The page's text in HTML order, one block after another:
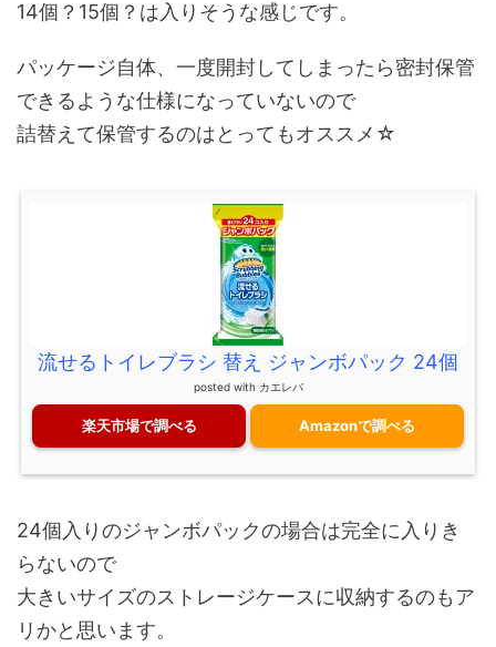
14個？15個？は入りそうな感じです。
パッケージ自体、一度開封してしまったら密封保管
できるような仕様になっていないので
詰替えて保管するのはとってもオススメ☆
流せるトイレブラシ 替え ジャンボパック 24個
posted with カエレバ
楽天市場で調べる Amazonで調べる
24個入りのジャンボパックの場合は完全に入りき
らないので
大きいサイズのストレージケースに収納するのもア
リかと思います。